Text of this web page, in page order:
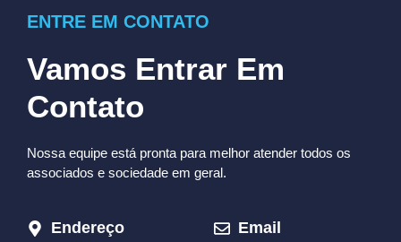
ENTRE EM CONTATO
Vamos Entrar Em
Contato
Nossa equipe está pronta para melhor atender todos os
associados e sociedade em geral.
Endereço Email